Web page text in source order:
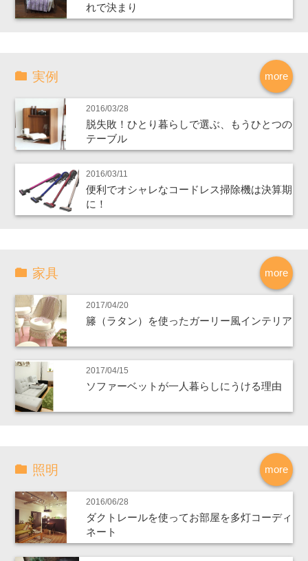
れで決まり
more
実例
2016/03/28
脱失敗！ひとり暮らしで選ぶ、もうひとつの
テーブル
2016/03/11
便利でオシャレなコードレス掃除機は決算期
に！
more
家具
2017/04/20
籐（ラタン）を使ったガーリー風インテリア
2017/04/15
ソファーベットが一人暮らしにうける理由
more
照明
2016/06/28
ダクトレールを使ってお部屋を多灯コーディ
ネート